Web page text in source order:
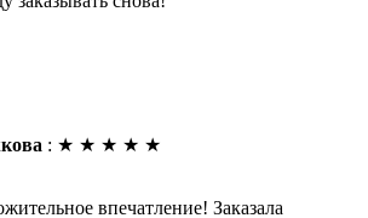
: ★ ★ ★ ★ ★
впечатление! Заказала